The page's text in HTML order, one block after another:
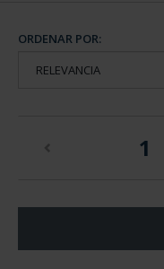
ORDENAR POR:
1